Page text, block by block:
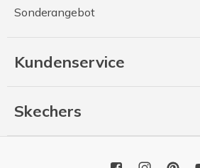
Sonderangebot
Kundenservice
Skechers